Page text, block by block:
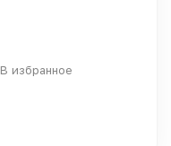
В избранное